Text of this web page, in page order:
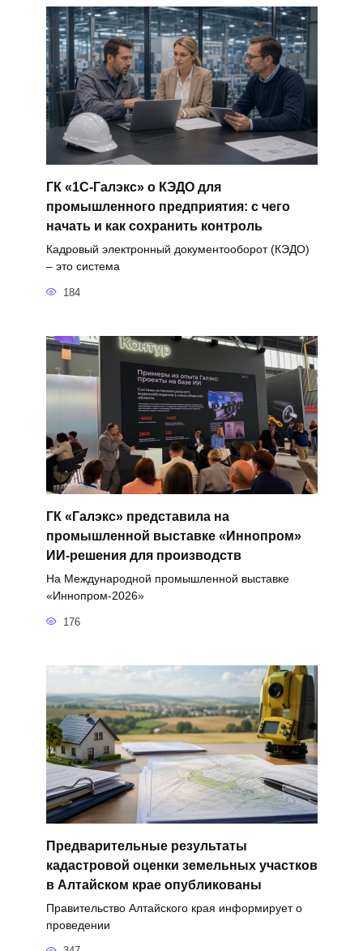
ГК «1С-Галэкс» о КЭДО для
промышленного предприятия: с чего
начать и как сохранить контроль
Кадровый электронный документооборот (КЭДО)
– это система
184
ГК «Галэкс» представила на
промышленной выставке «Иннопром»
ИИ-решения для производств
На Международной промышленной выставке
«Иннопром-2026»
176
Предварительные результаты
кадастровой оценки земельных участков
в Алтайском крае опубликованы
Правительство Алтайского края информирует о
проведении